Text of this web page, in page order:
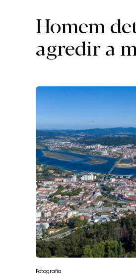
Homem
agredir a
Fotografia